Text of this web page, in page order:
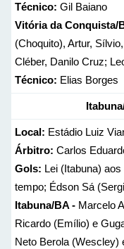
Técnico: Gil Baiano
Vitória da Conquista/
(Choquito), Artur,
Cléber, Danilo Cruz;
Técnico: Elias Borges
Local: Estádio Luiz
Árbitro: Carlos
Gols: Lei (Itabuna) aos
tempo; Édson Sá
Itabuna/BA - Marcelo
Ricardo (Emílio) e
Neto Berola (Wescley)